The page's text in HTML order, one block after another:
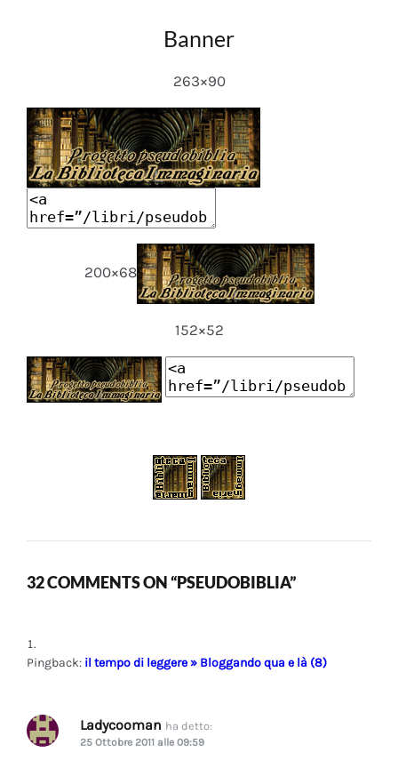
Banner
263×90
200×68
152×52
32 COMMENTS ON “PSEUDOBIBLIA”
Pingback: il tempo di leggere » Bloggando qua e là (8)
Ladycooman ha detto:
25 Ottobre 2011 alle 09:59